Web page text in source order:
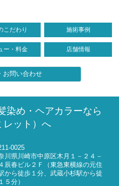
こだわり 施術事例
ー・料金 店舗情報
お問い合わせ
染め・ヘアカラーなら
レット）へ
0025
川県川崎市中原区木月１－２４－
辰春ビル２Ｆ（東急東横線の元住
から徒歩１分、武蔵小杉駅から徒
５分）